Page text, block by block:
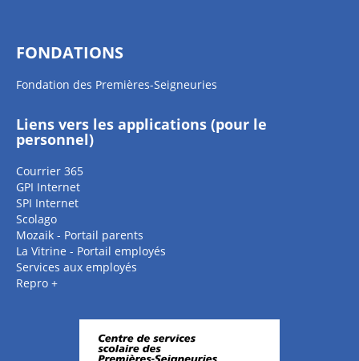
FONDATIONS
Fondation des Premières-Seigneuries
Liens vers les applications (pour le
personnel)
Courrier 365
GPI Internet
SPI Internet
Scolago
Mozaik - Portail parents
La Vitrine - Portail employés
Services aux employés
Repro +